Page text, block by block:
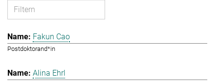
Fakun Cao
Postdoktorand*in
Alina Ehrl